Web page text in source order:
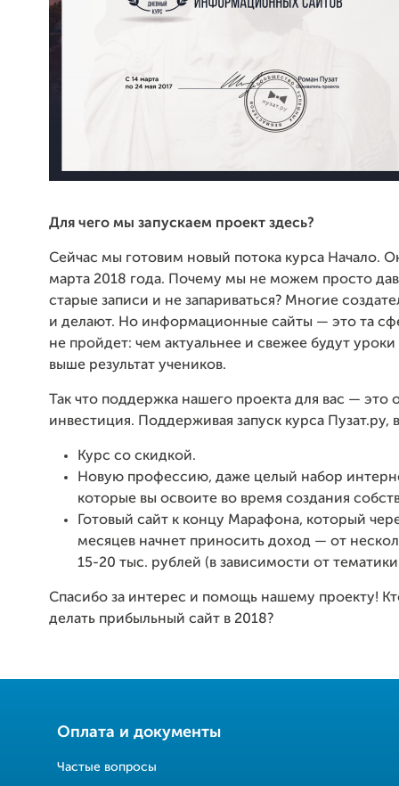
Для чего мы запускаем проект здесь?
Сейчас мы готовим новый потока курса Начало.
марта 2018 года. Почему мы не можем просто
старые записи и не запариваться? Многие
и делают. Но информационные сайты — это та
не пройдет: чем актуальнее и свежее будут
выше результат учеников.
Так что поддержка нашего проекта для вас — это
инвестиция. Поддерживая запуск курса Пузат.ру,
Курс со скидкой.
Новую профессию, даже целый набор
которые вы освоите во время создания
Готовый сайт к концу Марафона, который
месяцев начнет приносить доход — от
15-20 тыс. рублей (в зависимости от тематики
Спасибо за интерес и помощь нашему проекту!
делать прибыльный сайт в 2018?
Оплата и документы
Частые вопросы